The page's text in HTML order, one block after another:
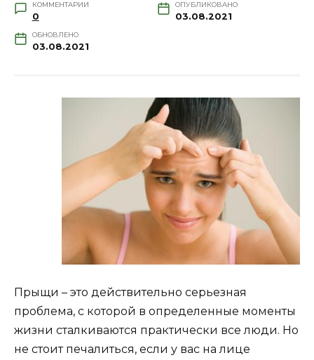
КОММЕНТАРИИ
0
ОПУБЛИКОВАНО
03.08.2021
ОБНОВЛЕНО
03.08.2021
Прыщи – это действительно серьезная
проблема, с которой в определенные моменты
жизни сталкиваются практически все люди. Но
не стоит печалиться, если у вас на лице